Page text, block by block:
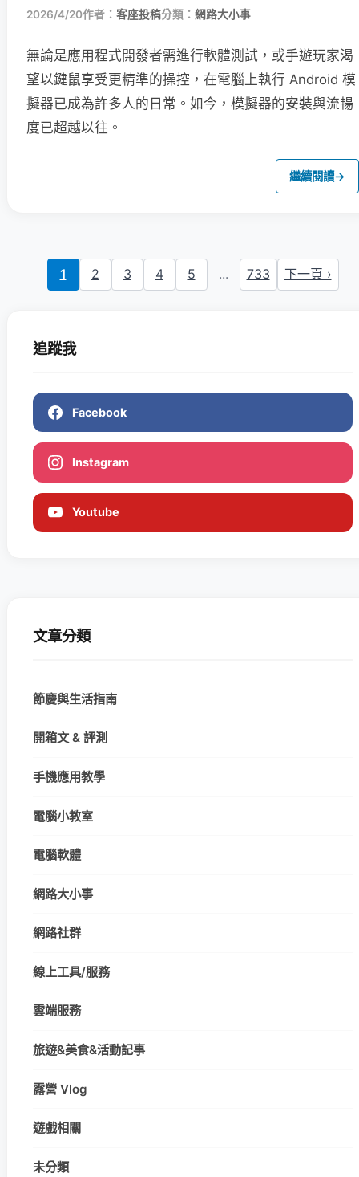
2026/4/20作者： 客座投稿分類： 網路大小事
無論是應用程式開發者需進行軟體測試，或手遊玩家渴
望以鍵鼠享受更精準的操控，在電腦上執行 Android 模
擬器已成為許多人的日常。如今，模擬器的安裝與流暢
度已超越以往。
繼續閱讀→
1 2 3 4 5 ... 733 下一頁 ›
追蹤我
Facebook
Instagram
Youtube
文章分類
節慶與生活指南
開箱文 & 評測
手機應用教學
電腦小教室
電腦軟體
網路大小事
網路社群
線上工具/服務
雲端服務
旅遊&美食&活動記事
露營 Vlog
遊戲相關
未分類